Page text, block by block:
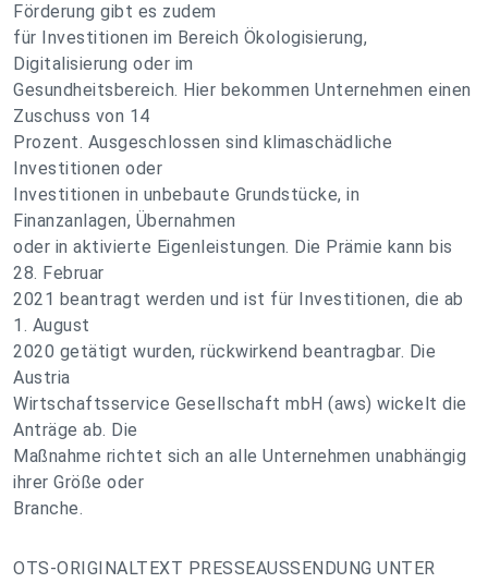
Förderung gibt es zudem
für Investitionen im Bereich Ökologisierung,
Digitalisierung oder im
Gesundheitsbereich. Hier bekommen Unternehmen einen
Zuschuss von 14
Prozent. Ausgeschlossen sind klimaschädliche
Investitionen oder
Investitionen in unbebaute Grundstücke, in
Finanzanlagen, Übernahmen
oder in aktivierte Eigenleistungen. Die Prämie kann bis
28. Februar
2021 beantragt werden und ist für Investitionen, die ab
1. August
2020 getätigt wurden, rückwirkend beantragbar. Die
Austria
Wirtschaftsservice Gesellschaft mbH (aws) wickelt die
Anträge ab. Die
Maßnahme richtet sich an alle Unternehmen unabhängig
ihrer Größe oder
Branche.
OTS-ORIGINALTEXT PRESSEAUSSENDUNG UNTER